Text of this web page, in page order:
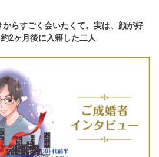
からすごく会いたくて。実は、顔が好
2ヶ月後に入籍した二人